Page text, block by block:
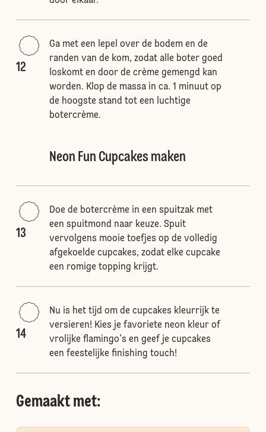
12
Ga met een lepel over de bodem en de
randen van de kom, zodat alle boter goed
loskomt en door de crème gemengd kan
worden. Klop de massa in ca. 1 minuut op
de hoogste stand tot een luchtige
botercrème.
Neon Fun Cupcakes maken
13
Doe de botercrème in een spuitzak met
een spuitmond naar keuze. Spuit
vervolgens mooie toefjes op de volledig
afgekoelde cupcakes, zodat elke cupcake
een romige topping krijgt.
14
Nu is het tijd om de cupcakes kleurrijk te
versieren! Kies je favoriete neon kleur of
vrolijke flamingo's en geef je cupcakes
een feestelijke finishing touch!
Gemaakt met: